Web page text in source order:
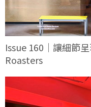
Issue 160｜讓細節
Roasters